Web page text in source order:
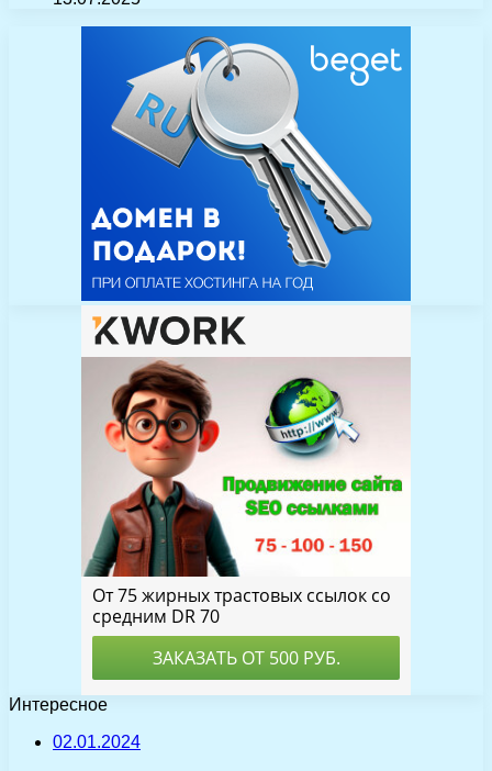
Интересное
02.01.2024